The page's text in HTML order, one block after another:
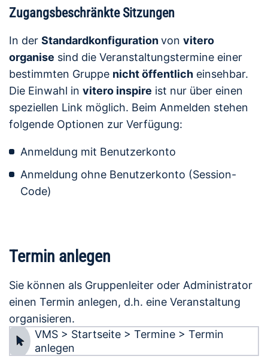
Zugangsbeschränkte Sitzungen
In der Standardkonfigurationvon vitero
organise sind die Veranstaltungstermine einer
bestimmten Gruppe nicht öffentlich einsehbar.
Die Einwahl in vitero inspire ist nur über einen
speziellen Link möglich. Beim Anmelden stehen
folgende Optionen zur Verfügung:
Anmeldung mit Benutzerkonto
Anmeldung ohne Benutzerkonto (Session-
Code)
Termin anlegen
Sie können als Gruppenleiter oder Administrator
einen Termin anlegen, d.h. eine Veranstaltung
organisieren.
VMS > Startseite > Termine > Termin
anlegen